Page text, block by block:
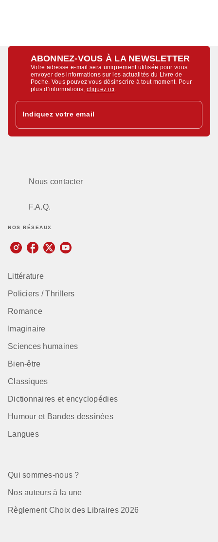
ABONNEZ-VOUS À LA NEWSLETTER
Votre adresse e-mail sera uniquement utilisée pour vous
envoyer des informations sur les actualités du Livre de
Poche. Vous pouvez vous désinscrire à tout moment. Pour
plus d’informations,cliquez ici.
Indiquez votre email
Nous contacter
F.A.Q.
NOS RÉSEAUX
Littérature
Policiers / Thrillers
Romance
Imaginaire
Sciences humaines
Bien-être
Classiques
Dictionnaires et encyclopédies
Humour et Bandes dessinées
Langues
Qui sommes-nous ?
Nos auteurs à la une
Règlement Choix des Libraires 2026